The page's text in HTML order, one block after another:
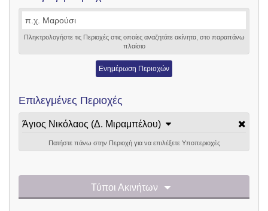
Πληκτρολογήστε τις Περιοχές στις οποίες αναζητάτε ακίνητα, στο παραπάνω
πλαίσιο
Ενημέρωση Περιοχών
Επιλεγμένες Περιοχές
Άγιος Νικόλαος (Δ. Μιραμπέλου)
Πατήστε πάνω στην Περιοχή για να επιλέξετε Υποπεριοχές
Τύποι Ακινήτων